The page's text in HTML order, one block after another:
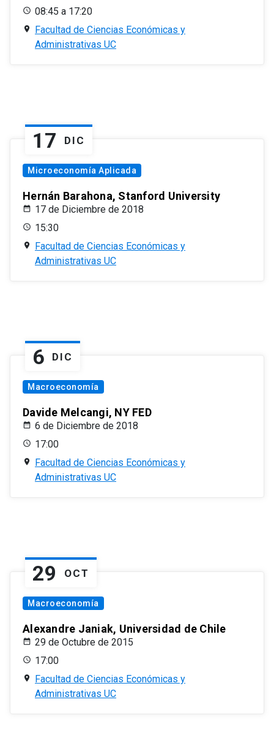
08:45 a 17:20
Facultad de Ciencias Económicas y
Administrativas UC
17 DIC
Microeconomía Aplicada
Hernán Barahona, Stanford University
17 de Diciembre de 2018
15:30
Facultad de Ciencias Económicas y
Administrativas UC
6 DIC
Macroeconomía
Davide Melcangi, NY FED
6 de Diciembre de 2018
17:00
Facultad de Ciencias Económicas y
Administrativas UC
29 OCT
Macroeconomía
Alexandre Janiak, Universidad de Chile
29 de Octubre de 2015
17:00
Facultad de Ciencias Económicas y
Administrativas UC